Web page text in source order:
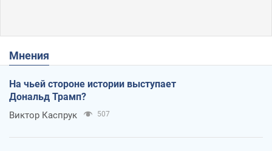
Мнения
На чьей стороне истории выступает
Дональд Трамп?
Виктор Каспрук 507